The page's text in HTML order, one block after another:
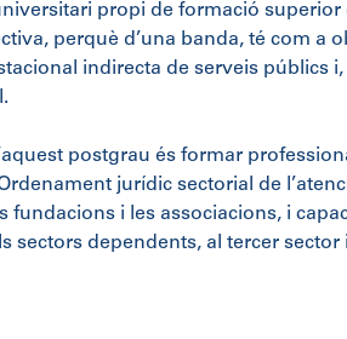
propi de formació superior
perquè d’una banda, té com a
indirecta de serveis públics
postgrau és formar
jurídic sectorial de
fundacions i les associacions, i
sectors dependents, al tercer sector